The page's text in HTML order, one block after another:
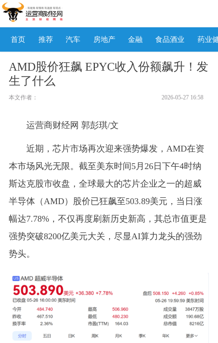
首页 推荐 汽车 房地产 金融 食品酒业 药业
AMD股价狂飙 EPYC收入份额飙升！发
生了什么
本文作者： 2026-05-27 16:58
运营商财经网 郭彭琪/文
近期，芯片市场再次迎来强势爆发，AMD在资
本市场风光无限。截至美东时间5月26日下午4时纳
斯达克股市收盘，全球最大的芯片企业之一的超威
半导体（AMD）股价已狂飙至503.89美元，当日涨
幅达7.78%，不仅再度刷新历史新高，其总市值更是
强势突破8200亿美元大关，尽显AI算力龙头的强劲
势头。